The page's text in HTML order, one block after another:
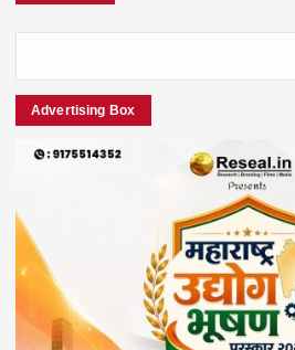
Advertising Box